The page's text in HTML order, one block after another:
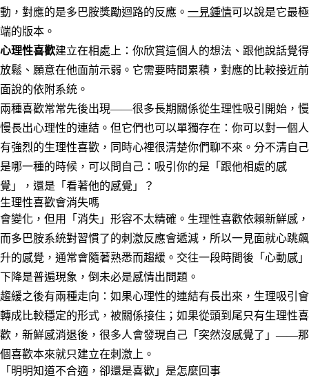
動，對應的是多巴胺獎勵迴路的反應。 一見鍾情可以說是它最極
端的版本。
心理性喜歡建立在相處上：你欣賞這個人的想法、跟他說話覺得
放鬆、願意在他面前示弱。它需要時間累積，對應的比較接近前
面說的依附系統。
兩種喜歡常常先後出現——很多長期關係從生理性吸引開始，慢
慢長出心理性的連結。但它們也可以單獨存在：你可以對一個人
有強烈的生理性喜歡，同時心裡很清楚你們聊不來。分不清自己
是哪一種的時候，可以問自己：吸引你的是「跟他相處的感
覺」，還是「看著他的感覺」？
生理性喜歡會消失嗎
會變化，但用「消失」形容不太精確。生理性喜歡依賴新鮮感，
而多巴胺系統對習慣了的刺激反應會遞減，所以一見面就心跳飆
升的感覺，通常會隨著熟悉而趨緩。交往一段時間後「心動感」
下降是普遍現象，倒未必是感情出問題。
趨緩之後有兩種走向：如果心理性的連結有長出來，生理吸引會
轉成比較穩定的形式，被關係接住；如果從頭到尾只有生理性喜
歡，新鮮感消退後，很多人會發現自己「突然沒感覺了」——那
個喜歡本來就只建立在刺激上。
「明明知道不合適，卻還是喜歡」是怎麼回事